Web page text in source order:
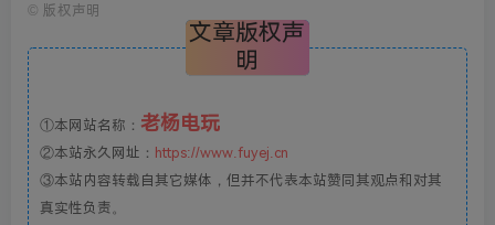
© 版权声明
文章版权声
明
①本网站名称： 老杨电玩
②本站永久网址： https://www.fuyej.cn
③本站内容转载自其它媒体，但并不代表本站赞同其观点和对其
真实性负责。